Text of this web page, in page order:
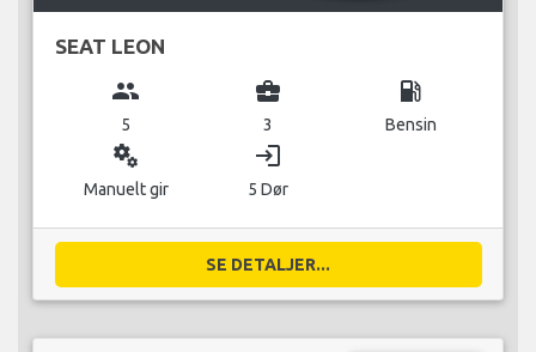
SEAT LEON
group
5
business_center
3
local_gas_station
Bensin
miscellaneous_services
Manuelt gir
login
5 Dør
SE DETALJER...